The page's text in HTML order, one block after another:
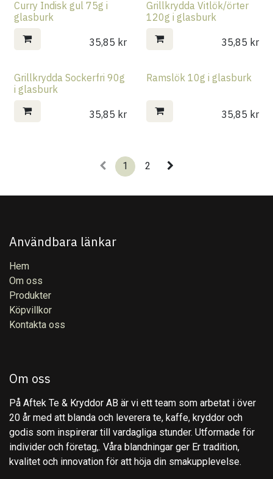
Curry Indisk gul 75g i
glasburk
35,85 kr
Grillkrydda Vitlök/örter
120g i glasburk
35,85 kr
Grillkrydda Sockerfri 90g
i glasburk
35,85 kr
Ramslök 10g i glasburk
35,85 kr
1 2
Användbara länkar
Hem
Om oss
Produkter
Köpvillkor
Kontakta oss
Om oss
På Aftek Te & Kryddor AB är vi ett team som arbetat i över
20 år med att blanda och leverera te, kaffe, kryddor och
godis som inspirerar till vardagliga stunder. Utformade för
individer och företag,. Våra blandningar ger Er tradition,
kvalitet och innovation för att höja din smakupplevelse.